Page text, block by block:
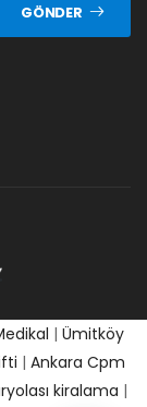
GÖNDER
| Ümitköy
| Ankara Cpm
kiralama |